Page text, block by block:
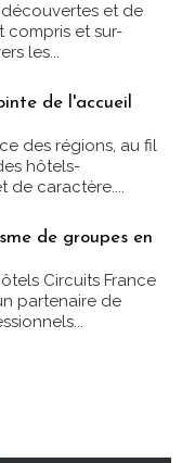
et de
compris et sur-
les...
de l'accueil
des régions, au fil
hôtels-
de caractère....
de groupes en
Circuits France
partenaire de